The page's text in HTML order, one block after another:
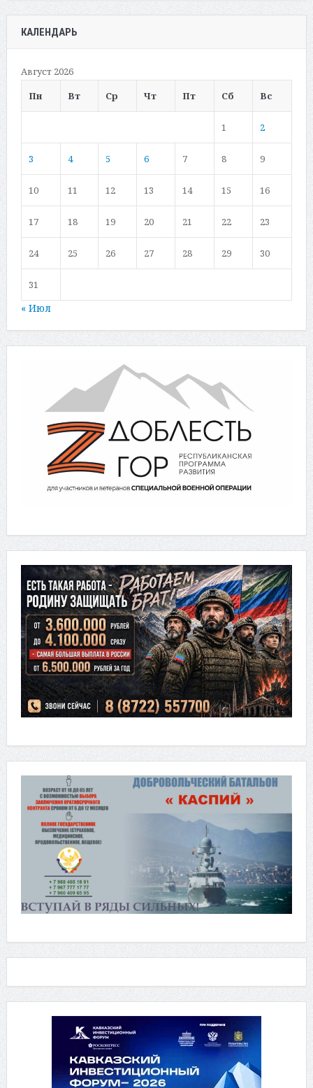
КАЛЕНДАРЬ
Август 2026
Пн
Вт Ср Чт Пт Сб Вс
1 2
3 4 5 6 7 8 9
10 11 12 13 14 15 16
17 18 19 20 21 22 23
24 25 26 27 28 29 30
31
« Июл